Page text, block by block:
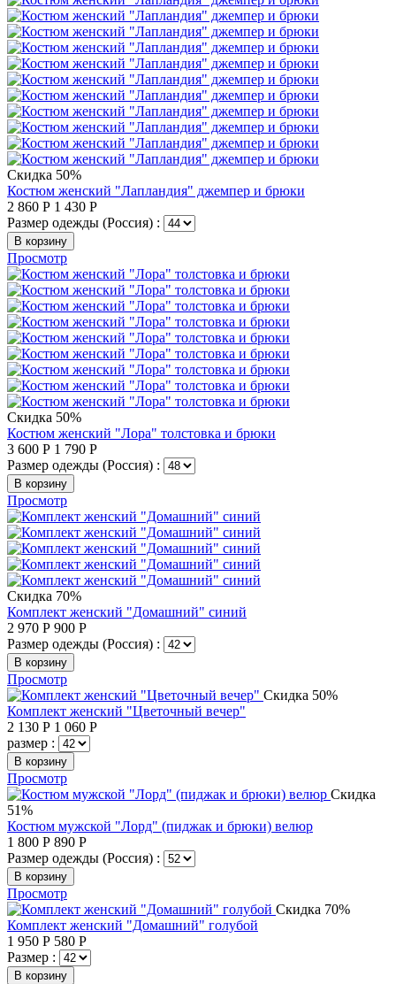
Скидка 50%
Костюм женский "Лапландия" джемпер и брюки
2 860 Р 1 430 Р
Размер одежды (Россия) :
В корзину
Просмотр
Скидка 50%
Костюм женский "Лора" толстовка и брюки
3 600 Р 1 790 Р
Размер одежды (Россия) :
В корзину
Просмотр
Скидка 70%
Комплект женский "Домашний" синий
2 970 Р 900 Р
Размер одежды (Россия) :
В корзину
Просмотр
Скидка 50%
Комплект женский "Цветочный вечер"
2 130 Р 1 060 Р
размер :
В корзину
Просмотр
Скидка
51%
Костюм мужской "Лорд" (пиджак и брюки) велюр
1 800 Р 890 Р
Размер одежды (Россия) :
В корзину
Просмотр
Скидка 70%
Комплект женский "Домашний" голубой
1 950 Р 580 Р
Размер :
В корзину